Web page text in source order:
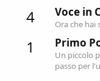
4 Voce in
Ora che
1 Primo
Un piccolo
passo per